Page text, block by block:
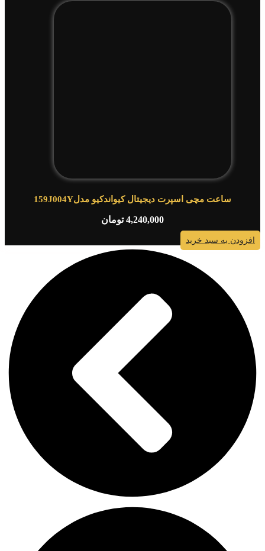
ساعت مچی اسپرت دیجیتال کیواندکیو مدل159J004Y
4,240,000 تومان
افزودن به سبد خرید